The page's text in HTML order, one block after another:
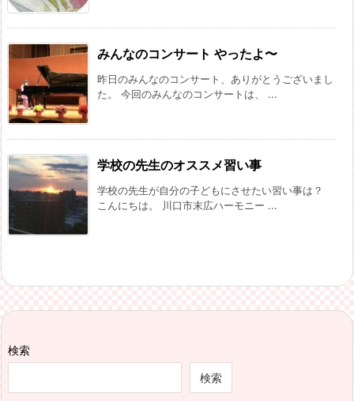
みんなのコンサート やったよ〜
昨日のみんなのコンサート、ありがとうございまし
た。 今回のみんなのコンサートは、 ...
学校の先生のオススメ習い事
学校の先生が自分の子どもにさせたい習い事は？
こんにちは。 川口市末広ハーモニー ...
検索
検索